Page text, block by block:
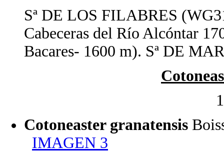
Sª DE LOS FILABRES
Cabeceras del Río Alcóntar
Bacares- 1600 m). Sª DE
Cotoneaster granatensis
IMAGEN 3